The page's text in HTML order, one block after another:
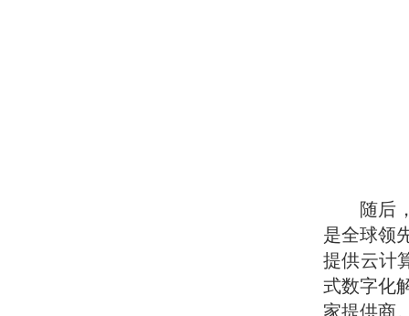
随后
是全球领
提供云计
式数字化
家提供商